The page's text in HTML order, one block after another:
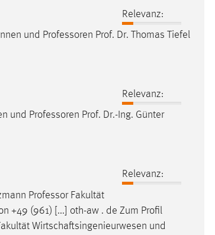
Relevanz:
und Professoren Prof. Dr. Thomas Tiefel
Relevanz:
und Professoren Prof. Dr.-Ing. Günter
Relevanz:
ProfessorFakultät
+49 (961) [...] oth-aw . de Zum Profil
Wirtschaftsingenieurwesen und